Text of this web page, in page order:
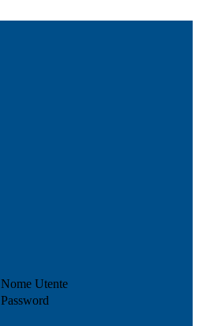
Nome Utente
Password